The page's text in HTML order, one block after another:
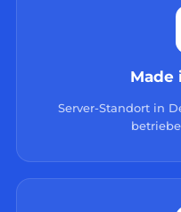
Made
Server-Standort in